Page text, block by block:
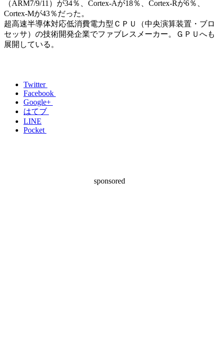
（ARM7/9/11）が34％、Cortex-Aが18％、Cortex-Rが6％、
Cortex-Mが43％だった。
超高速半導体対応低消費電力型ＣＰＵ（中央演算装置・ブロ
セッサ）の技術開発企業でファブレスメーカー。ＧＰＵへも
展開している。
Twitter
Facebook
Google+
はてブ
LINE
Pocket
sponsored